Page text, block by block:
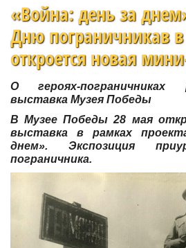
«Война: день за
Дню пограничникав
откроется новая
О героях-пограничниках
выставка Музея Победы
В Музее Победы 28 мая
выставка в рамках
днем». Экспозиция
пограничника.